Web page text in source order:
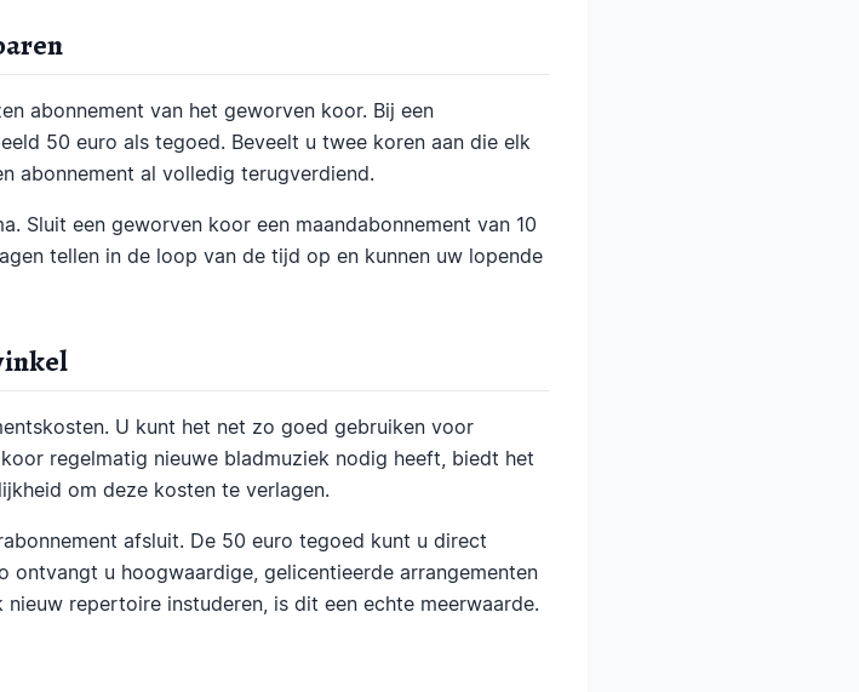
abonnement van het geworven koor. Bij een
50 euro als tegoed. Beveelt u twee koren aan die elk
abonnement al volledig terugverdiend.
Sluit een geworven koor een maandabonnement van 10
tellen in de loop van de tijd op en kunnen uw lopende
U kunt het net zo goed gebruiken voor
regelmatig nieuwe bladmuziek nodig heeft, biedt het
om deze kosten te verlagen.
afsluit. De 50 euro tegoed kunt u direct
u hoogwaardige, gelicentieerde arrangementen
repertoire instuderen, is dit een echte meerwaarde.